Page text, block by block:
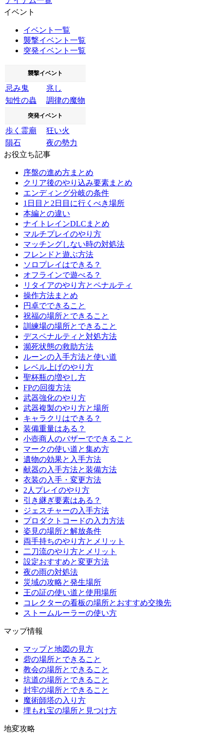
イベント
イベント一覧
襲撃イベント一覧
突発イベント一覧
襲撃イベント
忌み鬼
兆し
知性の蟲
調律の魔物
突発イベント
歩く霊廟
狂い火
隕石
夜の勢力
お役立ち記事
序盤の進め方まとめ
クリア後のやり込み要素まとめ
エンディング分岐の条件
1日目と2日目に行くべき場所
本編との違い
ナイトレインDLCまとめ
マルチプレイのやり方
マッチングしない時の対処法
フレンドと遊ぶ方法
ソロプレイはできる？
オフラインで遊べる？
リタイアのやり方とペナルティ
操作方法まとめ
円卓でできること
祝福の場所とできること
訓練場の場所とできること
デスペナルティと対処方法
瀕死状態の救助方法
ルーンの入手方法と使い道
レベル上げのやり方
聖杯瓶の増やし方
FPの回復方法
武器強化のやり方
武器複製のやり方と場所
キャラクリはできる？
装備重量はある？
小壺商人のバザーでできること
マークの使い道と集め方
遺物の効果と入手方法
献器の入手方法と装備方法
衣装の入手・変更方法
2人プレイのやり方
引き継ぎ要素はある？
ジェスチャーの入手方法
プロダクトコードの入力方法
姿見の場所と解放条件
両手持ちのやり方とメリット
二刀流のやり方とメリット
設定おすすめと変更方法
夜の雨の対処法
災域の攻略と発生場所
王の証の使い道と使用場所
コレクターの看板の場所とおすすめ交換先
ストームルーラーの使い方
マップ情報
マップと地図の見方
砦の場所とできること
教会の場所とできること
坑道の場所とできること
封牢の場所とできること
魔術師塔の入り方
埋もれ宝の場所と見つけ方
地変攻略